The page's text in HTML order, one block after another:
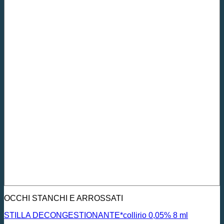
OCCHI STANCHI E ARROSSATI
STILLA DECONGESTIONANTE*collirio 0,05% 8 ml